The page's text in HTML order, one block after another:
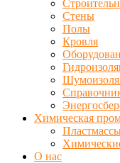
Стены
Полы
Кровля
Химическая
О нас